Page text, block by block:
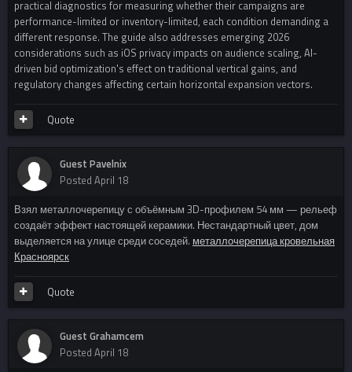
practical diagnostics for measuring whether their campaigns are
performance-limited or inventory-limited, each condition demanding a
different response. The guide also addresses emerging 2026
considerations such as iOS privacy impacts on audience scaling, AI-
driven bid optimization's effect on traditional vertical gains, and
regulatory changes affecting certain horizontal expansion vectors.
Quote
Guest Pavelnix
Posted April 18
Взял металлочерепицу с объёмным 3D-профилем 54 мм — рельеф
создаёт эффект настоящей керамики. Нестандартный цвет, дом
выделяется на улице среди соседей. металлочерепица кровельная
Красноярск
Quote
Guest Grahamcem
Posted April 18